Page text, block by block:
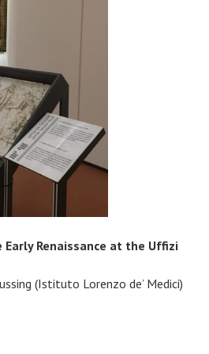
Renaissance at the Uffizi
(Istituto Lorenzo de’ Medici)